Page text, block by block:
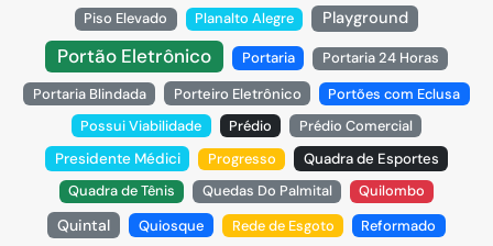
Piso Elevado
Planalto Alegre Playground
Portão Eletrônico Portaria
Portaria 24 Horas
Portaria Blindada
Porteiro Eletrônico
Portões com Eclusa
Possui Viabilidade
Prédio
Prédio Comercial
Presidente Médici
Progresso
Quadra de Esportes
Quadra de Tênis
Quedas Do Palmital Quilombo
Quintal Quiosque Rede de Esgoto
Reformado